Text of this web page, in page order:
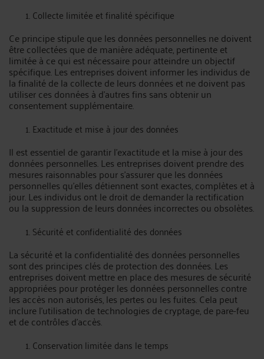
Collecte limitée et finalité spécifique
Ce principe stipule que les données personnelles ne doivent
être collectées que de manière adéquate, pertinente et
limitée à ce qui est nécessaire pour atteindre un objectif
spécifique. Les entreprises doivent informer les individus de
la finalité de la collecte de leurs données et ne doivent pas
utiliser ces données à d'autres fins sans obtenir un
consentement supplémentaire.
Exactitude et mise à jour des données
Il est essentiel de garantir l'exactitude et la mise à jour des
données personnelles. Les entreprises doivent prendre des
mesures raisonnables pour s'assurer que les données
personnelles qu'elles détiennent sont exactes, complètes et à
jour. Les individus ont le droit de demander la rectification
ou la suppression de leurs données incorrectes ou obsolètes.
Sécurité et confidentialité des données
La sécurité et la confidentialité des données personnelles
sont des principes clés de protection des données. Les
entreprises doivent mettre en place des mesures de sécurité
appropriées pour protéger les données personnelles contre
les accès non autorisés, les pertes ou les fuites. Cela peut
inclure l'utilisation de technologies de cryptage, de pare-feu
et de contrôles d'accès.
Conservation limitée dans le temps